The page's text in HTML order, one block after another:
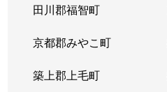
田川郡福智町
京都郡みやこ町
築上郡上毛町